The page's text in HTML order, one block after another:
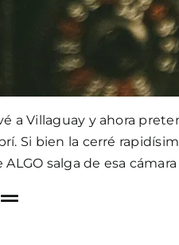
a Villaguay y ahora
Si bien la cerré
salga de esa